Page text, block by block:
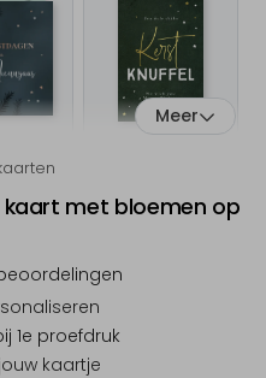
Meer
kaart met bloemen op
1e proefdruk
kaartje